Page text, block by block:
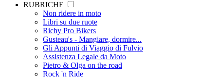
RUBRICHE
Non ridere in moto
Libri su due ruote
Richy Pro Bikers
Gusteau's - Mangiare, dormire...
Gli Appunti di Viaggio di Fulvio
Assistenza Legale da Moto
Pietro & Olga on the road
Rock 'n Ride